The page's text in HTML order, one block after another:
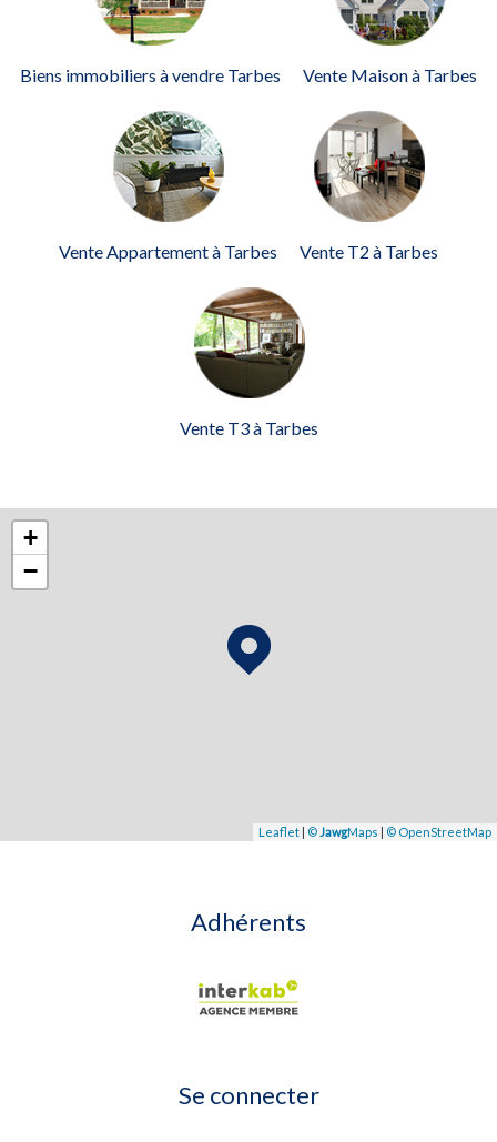
Biens immobiliers à vendre Tarbes Vente Maison à Tarbes
Vente Appartement à Tarbes Vente T2 à Tarbes
Vente T3 à Tarbes
+
−
Leaflet | © JawgMaps | © OpenStreetMap
Adhérents
Se connecter